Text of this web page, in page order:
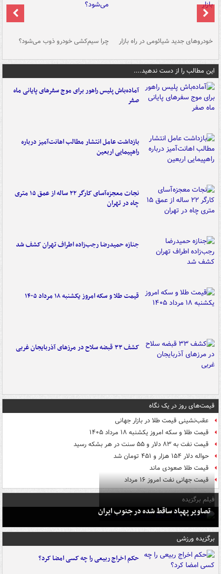
خودروهای جدید شیائومی در راه بازار چرا سیم‌کشی خودرو ذوب می‌شود؟
این مطالب را از دست ندهید....
آماده‌باش پلیس راهور برای موج سفرهای پایانی ماه
صفر
بازداشت عامل انتشار مطالب اهانت‌آمیز درباره
راهپیمایی اربعین
نجات معجزه‌آسای کارگر ۲۲ ساله از عمق ۱۵ متری
چاه در تهران
جنازه حمیدرضا رجب‌زاده اطراف تهران کشف شد
قیمت طلا و سکه امروز یکشنبه ۱۸ مرداد ۱۴۰۵
کشف ۳۳ قبضه سلاح در مرزهای آذربایجان غربی
قیمت‌های روز در یک نگاه
عقب‌نشینی قیمت طلا در بازار جهانی
قیمت طلا و سکه امروز یکشنبه ۱۸ مرداد ۱۴۰۵
قیمت نفت به ۸۳ دلار و ۵۵ سنت در هر بشکه رسید
حواله دلار ۱۵۴ هزار و ۴۵۱ تومان شد
قیمت طلا صعودی ماند
قیمت جهانی نفت امروز ۱۶ مرداد
فیلم برگزیده
تصاویر پهپاد ساقط شده در جنوب ایران
برگزیده ورزشی
حکم اخراج ربیعی را چه کسی امضا کرد؟